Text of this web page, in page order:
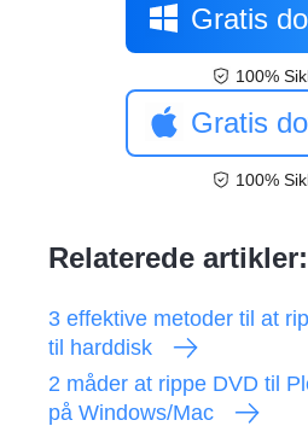
Gratis
100%
Gratis
100%
Relaterede artikler:
3 effektive metoder til at
til harddisk
2 måder at rippe DVD til
på Windows/Mac